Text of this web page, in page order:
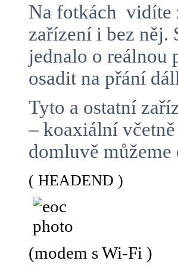
Na fotkách vidíte
zařízení i bez něj.
jednalo o reálnou
osadit na přání
Tyto a ostatní
– koaxiální
domluvě
( HEADEND )
(modem s Wi-Fi )